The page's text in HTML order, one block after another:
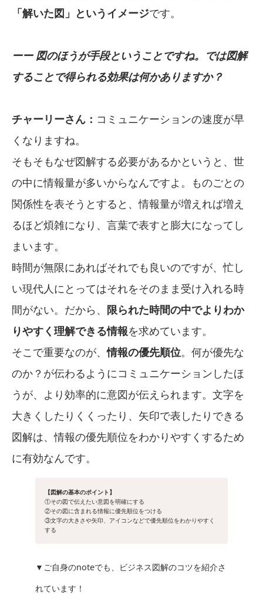
「解いた図」というイメージです。
ーー 図のほうが手段ということですね。では図解
することで得られる効果は何かありますか？
チャーリーさん： コミュニケーションの速度が早
くなりますね。
そもそもなぜ図解する必要があるかというと、世
の中に情報量が多いからなんですよ。ものごとの
関係性を表そうとすると、情報量が増えれば増え
るほど煩雑になり、言葉で表すと膨大になってし
まいます。
時間が無限にあればそれでも良いのですが、忙し
い現代人にとってはそれをそのまま受け入れる時
間がない。だから、 限られた時間の中でよりわか
りやすく理解できる情報を求めています。
そこで重要なのが、情報の優先順位。何が優先な
のか？が伝わるようにコミュニケーションしたほ
うが、より効率的に意図が伝えられます。文字を
大きくしたりくくったり、矢印で表したりできる
図解は、情報の優先順位をわかりやすくするため
に有効なんです。
【図解の基本のポイント】
①その図で伝えたい意図を明確にする
②その図に含まれる情報に優先順位をつける
③文字の大きさや矢印、アイコンなどで優先順位をわかりやすく
する
▼ご自身のnoteでも、ビジネス図解のコツを紹介さ
れています！